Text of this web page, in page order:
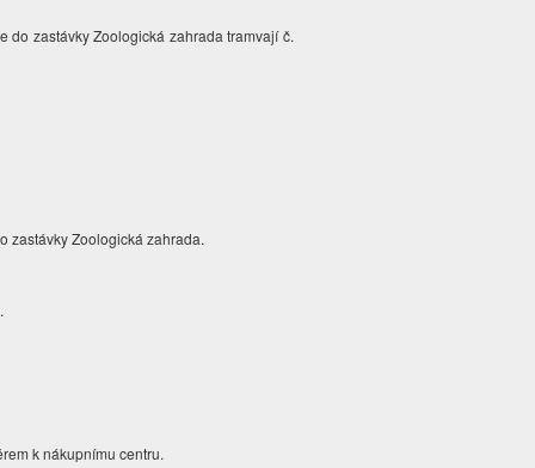
do zastávky Zoologická zahrada tramvají č.
zastávky Zoologická zahrada.
k nákupnímu centru.